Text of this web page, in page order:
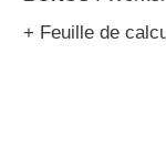
+ Feuille de